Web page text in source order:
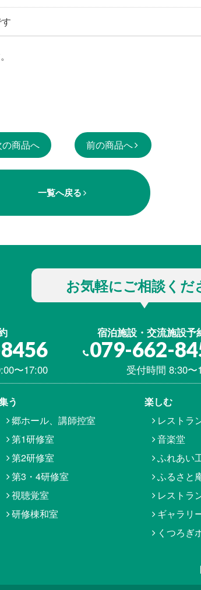
の商品へ 前の商品へ
一覧へ戻る
お気軽にご相談くだ
〜17:00
宿泊施設・交流施設予
079-662-
受付時間 8:30〜
う
郷ホール、講師控室
第1研修室
第2研修室
第3・4研修室
視聴覚室
研修棟和室
楽しむ
レストラ
音楽堂
ふれあい
ふるさと
レストラ
ギャラリ
くつろぎ